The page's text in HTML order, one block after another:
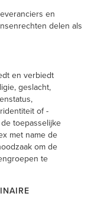
en
delen als
en verbiedt
geslacht,
of -
toepasselijke
met name de
om de
te